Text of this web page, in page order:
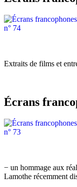
Extraits de films et
Écrans
− un hommage aux
Lamothe récemment